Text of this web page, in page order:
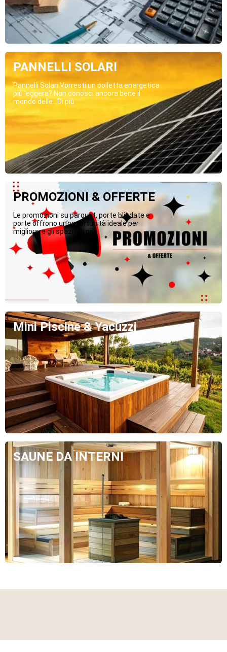
PANNELLI SOLARI
Pannelli Solari Vorresti un bolletta energetica
più leggera? Non conosci ancora bene il
mondo delle...Di più
PROMOZIONI & OFFERTE
Le promozioni su parquet, porte blindate e
porte offrono un’opportunità ideale per
migliorare gli spazi...Di più
Mini Piscine & Yacuzzi
SAUNE DA INTERNI